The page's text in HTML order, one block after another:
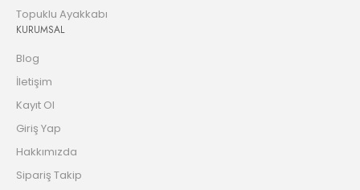
Topuklu Ayakkabı
KURUMSAL
Blog
İletişim
Kayıt Ol
Giriş Yap
Hakkımızda
Sipariş Takip